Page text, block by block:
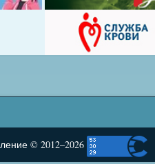
© 2012–2026